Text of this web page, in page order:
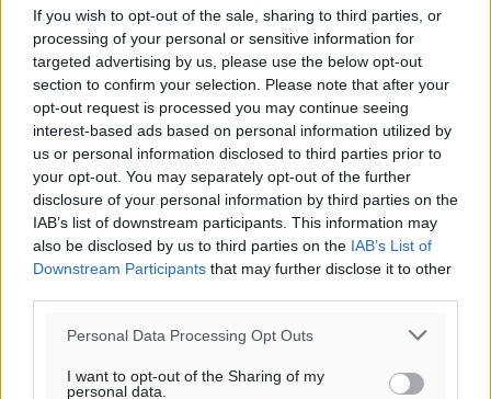
If you wish to opt-out of the sale, sharing to third parties, or
processing of your personal or sensitive information for
targeted advertising by us, please use the below opt-out
section to confirm your selection. Please note that after your
opt-out request is processed you may continue seeing
interest-based ads based on personal information utilized by
us or personal information disclosed to third parties prior to
your opt-out. You may separately opt-out of the further
disclosure of your personal information by third parties on the
IAB’s list of downstream participants. This information may
also be disclosed by us to third parties on the IAB’s List of
Downstream Participants that may further disclose it to other
Personal Data Processing Opt Outs
I want to opt-out of the Sharing of my
personal data.
Υπενθύμιση:
Για την μερική αναπαραγωγή της είδησης από άλλες
ιστοσελίδες είναι απαραίτητη η χρήση του παρακάτω
παρεχόμενου συνδέσμου παραπομπής προς το άρθρο
της Δημοκρατικής.
o καιρός τώρα: